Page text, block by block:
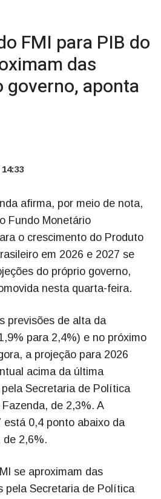
FMI para PIB do
das
governo, aponta
afirma, por meio de nota,
Fundo Monetário
o crescimento do Produto
em 2026 e 2027 se
do próprio governo,
nesta quarta-feira.
previsões de alta da
para 2,4%) e no próximo
a projeção para 2026
acima da última
Secretaria de Política
de 2,3%. A
está 0,4 ponto abaixo da
de 2,6%.
se aproximam das
pela Secretaria de Política